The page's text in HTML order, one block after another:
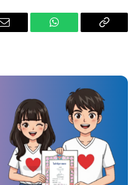
Email WhatsApp Copy